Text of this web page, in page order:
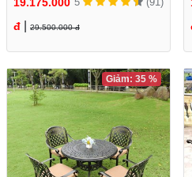
đ
29.500.000 đ
Giảm: 35 %